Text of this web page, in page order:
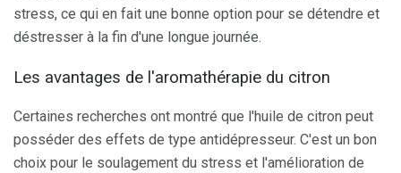
stress, ce qui en fait une bonne option pour se détendre et
déstresser à la fin d'une longue journée.
Les avantages de l'aromathérapie du citron
Certaines recherches ont montré que l'huile de citron peut
posséder des effets de type antidépresseur. C'est un bon
choix pour le soulagement du stress et l'amélioration de